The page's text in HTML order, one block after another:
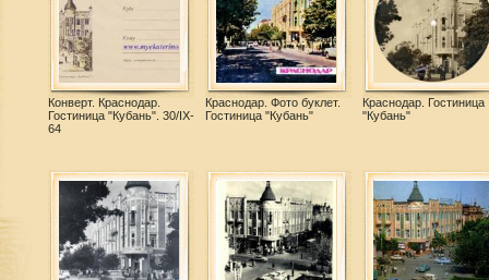
Конверт. Краснодар.
Гостиница "Кубань". 30/IX-
64
Краснодар. Фото буклет.
Гостиница "Кубань"
Краснодар. Гостиница
"Кубань"